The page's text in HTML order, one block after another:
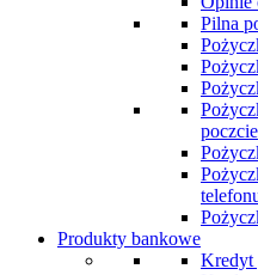
Pilna
poczcie
Produkty bankowe
Kredyt